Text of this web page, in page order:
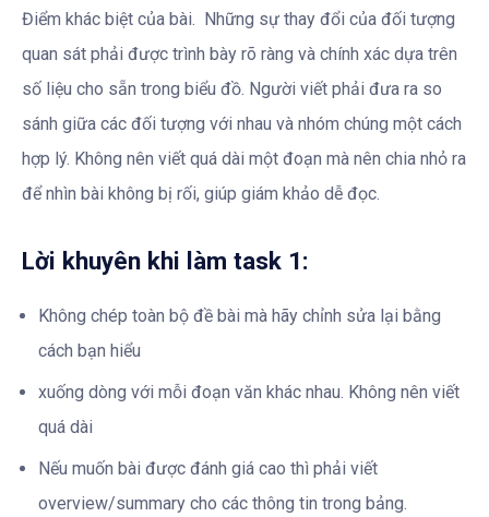
Điểm khác biệt của bài. Những sự thay đổi của đối tượng
quan sát phải được trình bày rõ ràng và chính xác dựa trên
số liệu cho sẵn trong biểu đồ. Người viết phải đưa ra so
sánh giữa các đối tượng với nhau và nhóm chúng một cách
hợp lý. Không nên viết quá dài một đoạn mà nên chia nhỏ ra
để nhìn bài không bị rối, giúp giám khảo dễ đọc.
Lời khuyên khi làm task 1:
Không chép toàn bộ đề bài mà hãy chỉnh sửa lại bằng
cách bạn hiểu
xuống dòng với mỗi đoạn văn khác nhau. Không nên viết
quá dài
Nếu muốn bài được đánh giá cao thì phải viết
overview/summary cho các thông tin trong bảng.